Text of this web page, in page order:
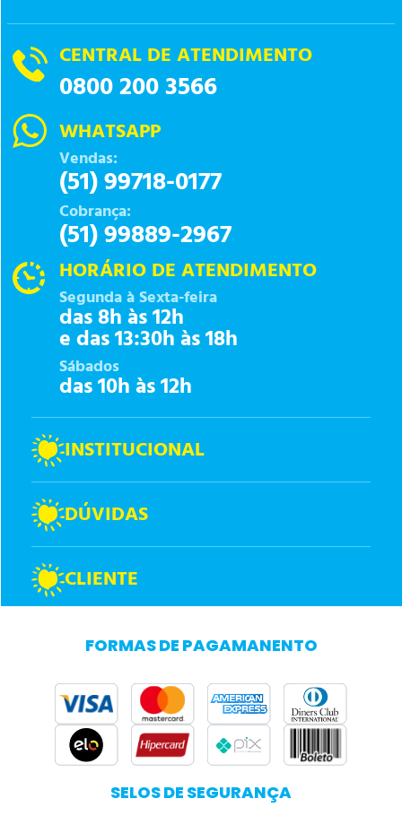
CENTRAL DE ATENDIMENTO
0800 200 3566
WHATSAPP
Vendas:
(51) 99718-0177
Cobrança:
(51) 99889-2967
HORÁRIO DE ATENDIMENTO
Segunda à Sexta-feira
das 8h às 12h
e das 13:30h às 18h
Sábados
das 10h às 12h
INSTITUCIONAL
DÚVIDAS
CLIENTE
FORMAS DE PAGAMANENTO
SELOS DE SEGURANÇA